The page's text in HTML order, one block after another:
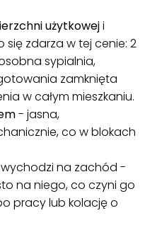
użytkoweji
się zdarza w tej cenie: 2
sypialnia,
zamknięta
w całym mieszkaniu.
- jasna,
co w blokach
wychodzi na zachód -
na niego, co czyni go
pracy lub kolację o